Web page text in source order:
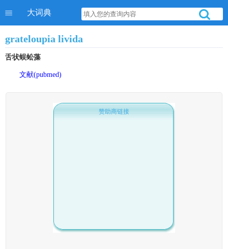
大词典
grateloupia livida
舌状蜈蚣藻
文献(pubmed)
赞助商链接